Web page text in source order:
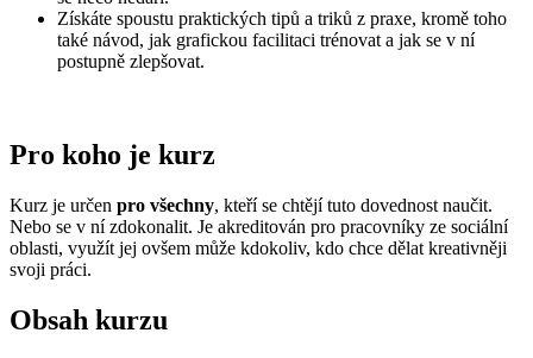
Získáte spoustu praktických tipů a triků z praxe, kromě toho
také návod, jak grafickou facilitaci trénovat a jak se v ní
postupně zlepšovat.
Pro koho je kurz
Kurz je určen pro všechny, kteří se chtějí tuto dovednost naučit.
Nebo se v ní zdokonalit. Je akreditován pro pracovníky ze sociální
oblasti, využít jej ovšem může kdokoliv, kdo chce dělat kreativněji
svoji práci.
Obsah kurzu